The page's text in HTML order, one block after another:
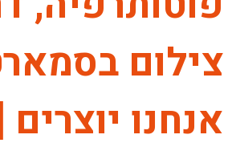
צילום
אנחנו